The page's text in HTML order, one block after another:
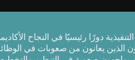
دورًا رئيسيًا في النجاح
الذين يعانون من صعوبات في